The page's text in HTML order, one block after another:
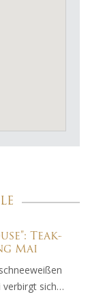
Teak-
Mai
verbirgt sich…